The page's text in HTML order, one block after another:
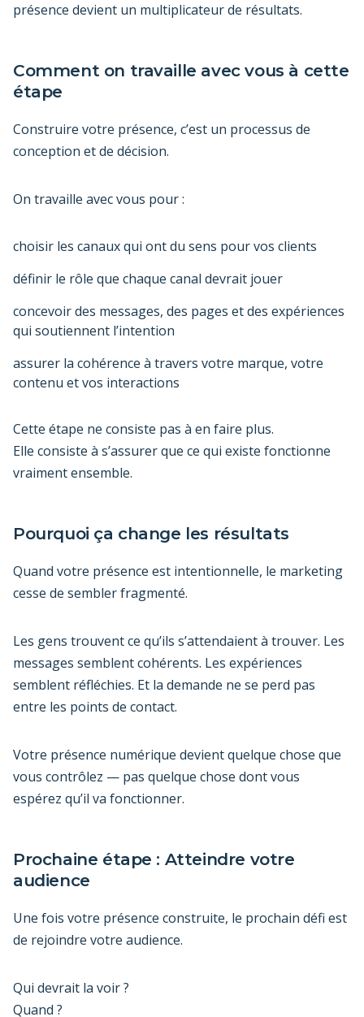
présence devient un multiplicateur de résultats.
Comment on travaille avec vous à cette
étape
Construire votre présence, c’est un processus de
conception et de décision.
On travaille avec vous pour :
choisir les canaux qui ont du sens pour vos clients
définir le rôle que chaque canal devrait jouer
concevoir des messages, des pages et des expériences
qui soutiennent l’intention
assurer la cohérence à travers votre marque, votre
contenu et vos interactions
Cette étape ne consiste pas à en faire plus.
Elle consiste à s’assurer que ce qui existe fonctionne
vraiment ensemble.
Pourquoi ça change les résultats
Quand votre présence est intentionnelle, le marketing
cesse de sembler fragmenté.
Les gens trouvent ce qu’ils s’attendaient à trouver. Les
messages semblent cohérents. Les expériences
semblent réfléchies. Et la demande ne se perd pas
entre les points de contact.
Votre présence numérique devient quelque chose que
vous contrôlez — pas quelque chose dont vous
espérez qu’il va fonctionner.
Prochaine étape : Atteindre votre
audience
Une fois votre présence construite, le prochain défi est
de rejoindre votre audience.
Qui devrait la voir ?
Quand ?